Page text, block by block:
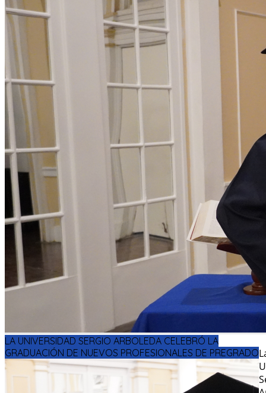
LA UNIVERSIDAD SERGIO ARBOLEDA CELEBRÓ LA
GRADUACIÓN DE NUEVOS PROFESIONALES DE PREGRADO